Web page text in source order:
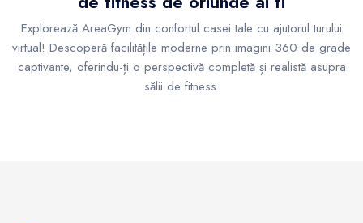
Explorează AreaGym din confortul casei tale cu ajutorul turului
virtual! Descoperă facilitățile moderne prin imagini 360 de grade
captivante, oferindu-ți o perspectivă completă și realistă asupra
sălii de fitness.